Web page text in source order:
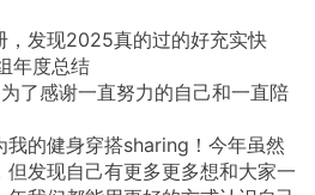
，发现2025真的过的好充实快
年度总结
了感谢一直努力的自己和一直陪
我的健身穿搭sharing！今年虽然
发现自己有更多更多想和大家一